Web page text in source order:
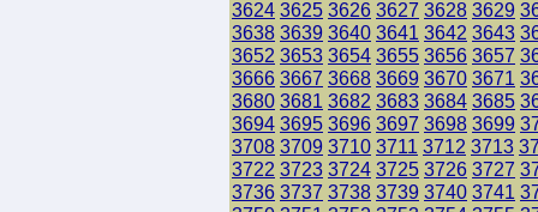
3624 3625 3626 3627 3628 3629
3638 3639 3640 3641 3642 3643
3652 3653 3654 3655 3656 3657
3666 3667 3668 3669 3670 3671
3680 3681 3682 3683 3684 3685
3694 3695 3696 3697 3698 3699
3708 3709 3710 3711 3712 3713
3722 3723 3724 3725 3726 3727
3736 3737 3738 3739 3740 3741